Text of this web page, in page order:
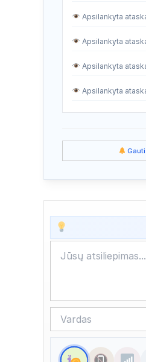
Apsilankyta
Apsilankyta
Apsilankyta
Apsilankyta
Apsilankyta
Apsilankyta
Apsilankyta
Apsilankyta
Apsilankyta
Apsilankyta